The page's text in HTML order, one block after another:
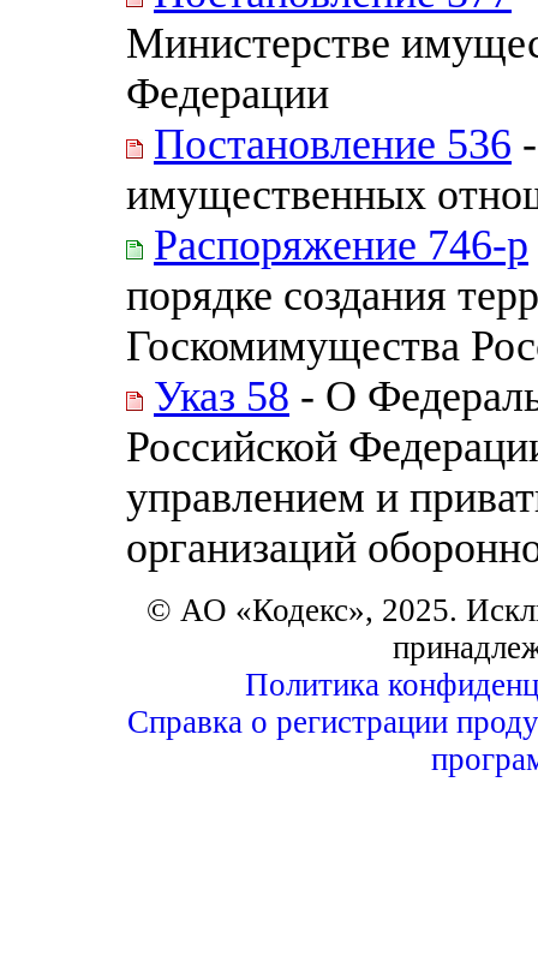
Министерстве
Федерации
Постановление 536
имущественных
Распоряжение 746-р
порядке создания
Госкомимущества
Указ 58 - О
Российской
управлением и
организаций
© АО «Кодекс», 2025.
Политика
Справка о регистрации